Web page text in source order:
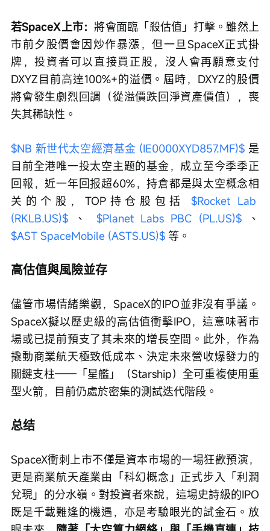
若SpaceX上市：將會面臨「殺估值」打擊。雖然上
市前夕股價會因炒作暴漲，但一旦SpaceX正式掛
牌，投資者可以直接買正股，沒人會再願意支付
DXYZ目前高達100%+的溢價。屆時，DXYZ的股價
將會發生劇烈回調（從溢價跌回淨資產價值），喪
失其稀缺性。
$NB 新世代太空經濟基金 (IE0000XYD857.MF)$ 是
目前全港唯一投太空主题的基金，成立至今季季正
回報，近一年回报超60%，持倉都是與太空概念相
关的个股，TOP持仓股包括 $Rocket Lab
(RKLB.US)$ 、 $Planet Labs PBC (PL.US)$ 、
$AST SpaceMobile (ASTS.US)$ 等。
高估值與風險並存
儘管市場情緒樂觀，SpaceX的IPO並非沒有爭議。
SpaceX擬以歷史級的高估值衝擊IPO，這意味著市
場或已提前預支了其未來的增長空間。此外，作為
撬動商業航天極致低成本、決定未來營收爆發力的
關鍵支柱——「星艦」（Starship）全可重複使用重
型火箭，目前仍處於密集的測試迭代階段。
总结
SpaceX衝刺上市不僅是資本市場的一場狂歡預演，
更是商業航天產業由「科幻概念」正式步入「利潤
兌現」的分水嶺。對投資者來說，這場史詩級的IPO
既是千載難逢的機遇，亦是考驗眼光的試金石。放